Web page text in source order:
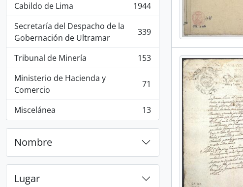
Cabildo de Lima
, 1944 resultados
1944
Secretaría del Despacho de la
Gobernación de Ultramar
, 339 resultados 339
Tribunal de Minería
, 153 resultados
153
Ministerio de Hacienda y
Comercio
, 71 resultados 71
Miscelánea
, 13 resultados 13
Nombre
Lugar